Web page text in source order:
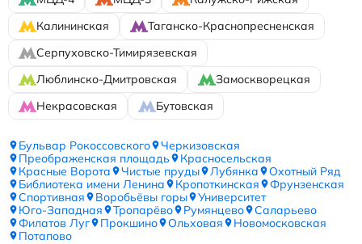
Калининская
Таганско-Краснопресненская
Серпуховско-Тимирязевская
Люблинско-Дмитровская
Замоскворецкая
Некрасовская
Бутовская
Бульвар Рокоссовского
Черкизовская
Преображенская площадь
Красносельская
Красные Ворота
Чистые пруды Лубянка
Охотный Ряд
Библиотека имени Ленина
Кропоткинская
Фрунзенская
Спортивная
Воробьёвы горы
Университет
Юго-Западная
Тропарёво Румянцево
Саларьево
Филатов Луг
Прокшино Ольховая
Новомосковская
Потапово